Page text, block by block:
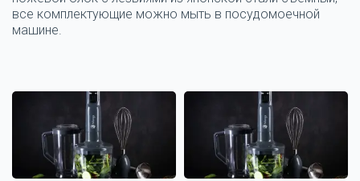
все комплектующие можно мыть в посудомоечной
машине.